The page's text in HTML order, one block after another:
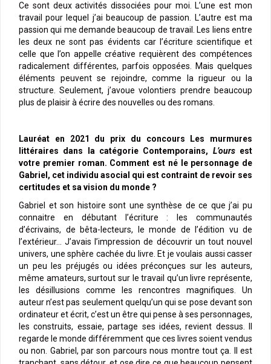
Ce sont deux activités dissociées pour moi. L’une est mon
travail pour lequel j’ai beaucoup de passion. L’autre est ma
passion qui me demande beaucoup de travail. Les liens entre
les deux ne sont pas évidents car l’écriture scientifique et
celle que l’on appelle créative requièrent des compétences
radicalement différentes, parfois opposées. Mais quelques
éléments peuvent se rejoindre, comme la rigueur ou la
structure. Seulement, j’avoue volontiers prendre beaucoup
plus de plaisir à écrire des nouvelles ou des romans.
Lauréat en 2021 du prix du concours Les murmures
littéraires dans la catégorie Contemporains, L’oursest
votre premier roman. Comment est né le personnage de
Gabriel, cet individu asocial qui est contraint de revoir ses
certitudes et sa vision du monde ?
Gabriel et son histoire sont une synthèse de ce que j’ai pu
connaitre en débutant l’écriture : les communautés
d’écrivains, de bêta-lecteurs, le monde de l’édition vu de
l’extérieur… J’avais l’impression de découvrir un tout nouvel
univers, une sphère cachée du livre. Et je voulais aussi casser
un peu les préjugés ou idées préconçues sur les auteurs,
même amateurs, surtout sur le travail qu’un livre représente,
les désillusions comme les rencontres magnifiques. Un
auteur n’est pas seulement quelqu’un qui se pose devant son
ordinateur et écrit, c’est un être qui pense à ses personnages,
les construits, essaie, partage ses idées, revient dessus. Il
regarde le monde différemment que ces livres soient vendus
ou non. Gabriel, par son parcours nous montre tout ça. Il est